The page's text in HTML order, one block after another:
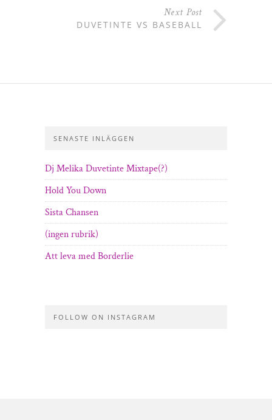
Next Post
DUVETINTE VS BASEBALL
SENASTE INLÄGGEN
Dj Melika Duvetinte Mixtape(?)
Hold You Down
Sista Chansen
(ingen rubrik)
Att leva med Borderlie
FOLLOW ON INSTAGRAM